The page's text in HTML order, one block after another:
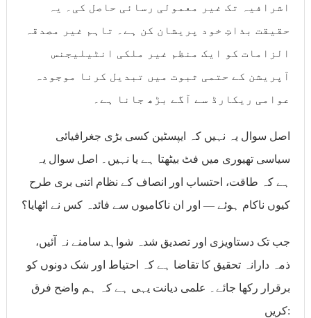
اشرافیہ تک غیر معمولی رسائی حاصل کی۔ یہ
حقیقت بذاتِ خود پریشان کن ہے۔ تاہم غیر مصدقہ
الزامات کو ایک منظم غیر ملکی انٹیلیجنس
آپریشن کے حتمی ثبوت میں تبدیل کرنا موجودہ
عوامی ریکارڈ سے آگے بڑھ جانا ہے۔
اصل سوال یہ نہیں کہ ایپسٹین کسی بڑی جغرافیائی
سیاسی تھیوری میں فٹ بیٹھتا ہے یا نہیں۔ اصل سوال یہ
ہے کہ طاقت، احتساب اور انصاف کے نظام اتنی بری طرح
کیوں ناکام ہوئے — اور ان ناکامیوں سے فائدہ کس نے اٹھایا؟
جب تک دستاویزی اور تصدیق شدہ شواہد سامنے نہ آئیں،
ذمہ دارانہ تحقیق کا تقاضا ہے کہ احتیاط اور شک دونوں کو
برقرار رکھا جائے۔ علمی دیانت یہی ہے کہ ہم واضح فرق
کریں: